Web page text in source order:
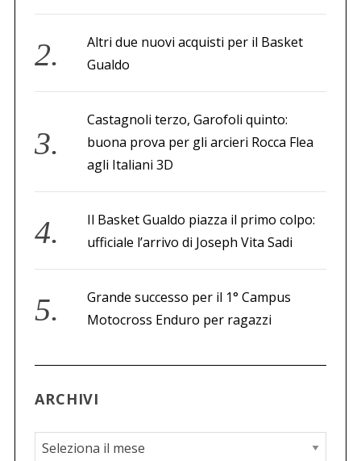
Altri due nuovi acquisti per il Basket
Gualdo
Castagnoli terzo, Garofoli quinto:
buona prova per gli arcieri Rocca Flea
agli Italiani 3D
Il Basket Gualdo piazza il primo colpo:
ufficiale l’arrivo di Joseph Vita Sadi
Grande successo per il 1° Campus
Motocross Enduro per ragazzi
ARCHIVI
A